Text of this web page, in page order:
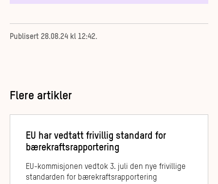
Publisert 28.08.24 kl 12:42.
Flere artikler
EU har vedtatt frivillig standard for
bærekraftsrapportering
EU-kommisjonen vedtok 3. juli den nye frivillige
standarden for bærekraftsrapportering